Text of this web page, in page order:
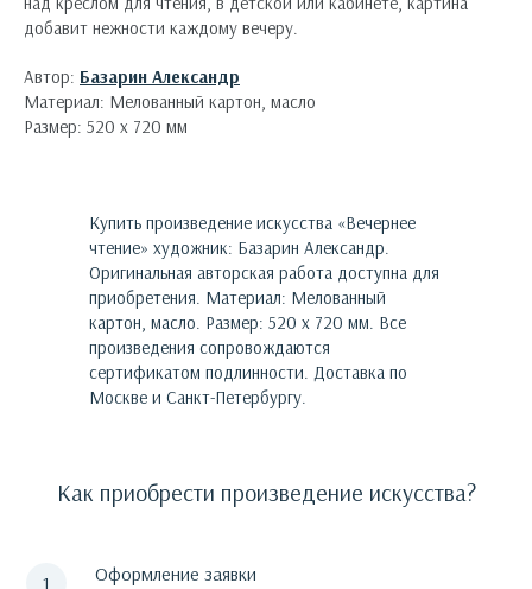
добавит нежности каждому вечеру.
Автор: Базарин Александр
Материал: Мелованный картон, масло
Размер: 520 х 720 мм
Купить произведение искусства «Вечернее
чтение» художник: Базарин Александр.
Оригинальная авторская работа доступна для
приобретения. Материал: Мелованный
картон, масло. Размер: 520 х 720 мм. Все
произведения сопровождаются
сертификатом подлинности. Доставка по
Москве и Санкт-Петербургу.
Как приобрести произведение искусства?
Оформление заявки